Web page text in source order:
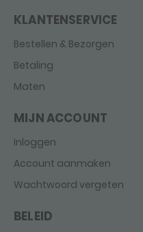
KLANTENSERVICE
Bestellen & Bezorgen
Betaling
Maten
MIJN ACCOUNT
Inloggen
Account aanmaken
Wachtwoord vergeten
BELEID